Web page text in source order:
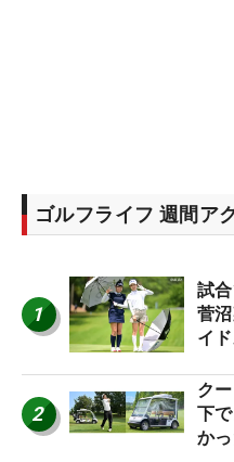
ゴルフライフ 週間ア
1
試
菅
イ
2
ク
下
か